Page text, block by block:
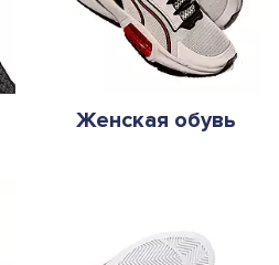
Женская обувь